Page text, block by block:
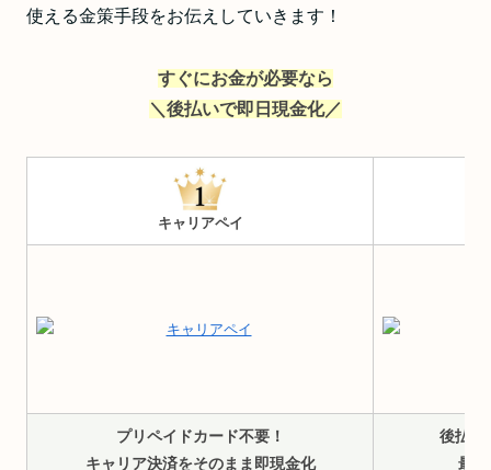
使える金策手段をお伝えしていきます！
すぐにお金が必要なら
＼後払いで即日現金化／
キャリアペイ
プリペイドカード不要！
キャリア決済をそのまま即現金化
後払い
最